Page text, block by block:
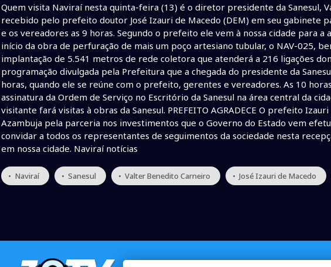
Quem visita Naviraí nesta quinta-feira (13) é o diretor presidente da Sanesul,
recebido pelo prefeito doutor José Izauri de Macedo (DEM) em seu gabinete
e os vereadores as 9 horas. Segundo o prefeito ele vem à nossa cidade para a
início da obra de perfuração de mais um poço artesiano tubular, o NAV-025,
implantação de 5.541 metros de rede coletora que atenderá a 216 ligações
programação divulgada pela Prefeitura que a chegada do presidente da
horas, quando ele se reúne com o prefeito, gerentes e vereadores. As 10
assinatura da Ordem de Serviço no Escritório da Sanesul na área central da
visitante fará visitas à obras da Sanesul. PREFEITO AGRADECE O prefeito
Azambuja pela parceria nos investimentos que o Governo do Estado vem
convidar a todos os representantes de seguimentos da sociedade nesta
em nossa cidade. Naviraí notícias
• Naviraí • Sanesul • Valter Benedito Carneiro • José Izauri de Macedo